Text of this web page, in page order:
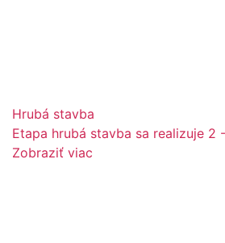
Hrubá stavba
Etapa hrubá stavba sa realizuje 2
Zobraziť viac